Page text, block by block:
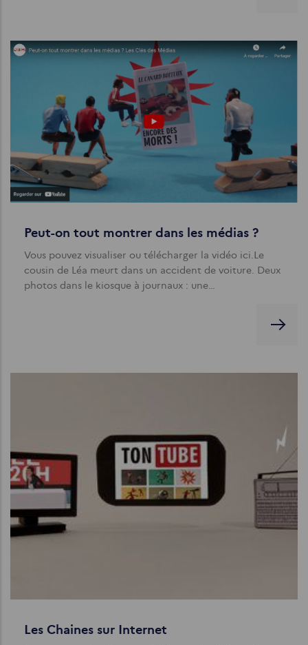
Peut-on tout montrer dans les médias ?
Vous pouvez visualiser ou télécharger la vidéo ici.Le
cousin de Léa meurt dans un accident de voiture. Deux
photos dans le kiosque à journaux : une…
Les Chaines sur Internet